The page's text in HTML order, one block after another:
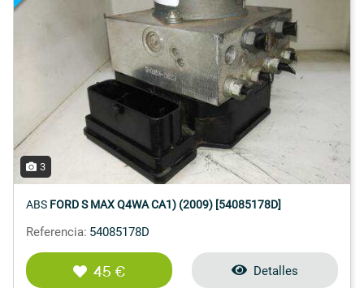
3
ABS FORD S MAX Q4WA CA1) (2009) [54085178D]
Referencia: 54085178D
45 € Detalles